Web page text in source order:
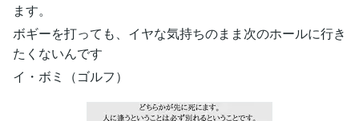
ます。
ボギーを打っても、イヤな気持ちのまま次のホールに行き
たくないんです
イ・ボミ（ゴルフ）